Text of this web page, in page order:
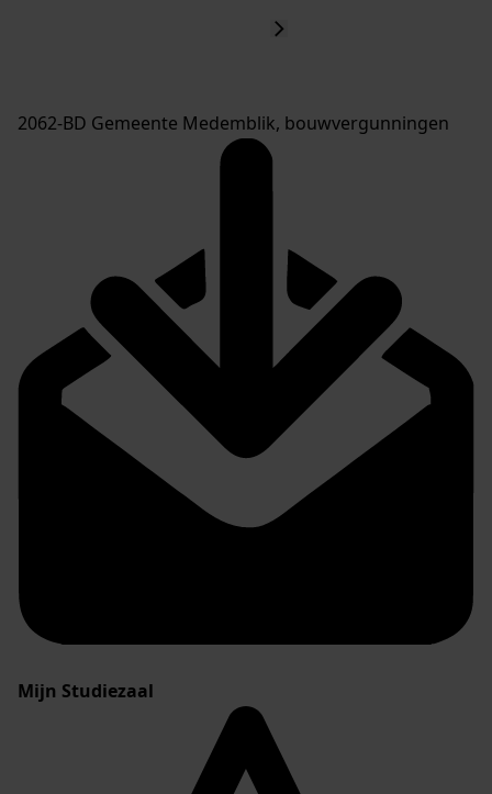
2062-BD Gemeente Medemblik, bouwvergunningen
Mijn Studiezaal